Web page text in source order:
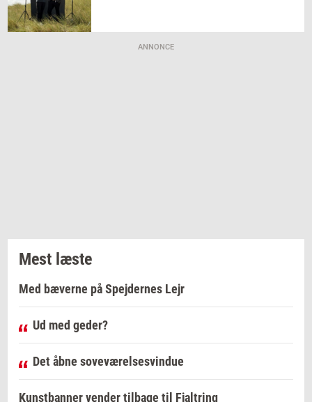
ANNONCE
Mest læste
Med bæverne på Spejdernes Lejr
Ud med geder?
Det åbne soveværelsesvindue
Kunstbanner vender tilbage til Fjaltring